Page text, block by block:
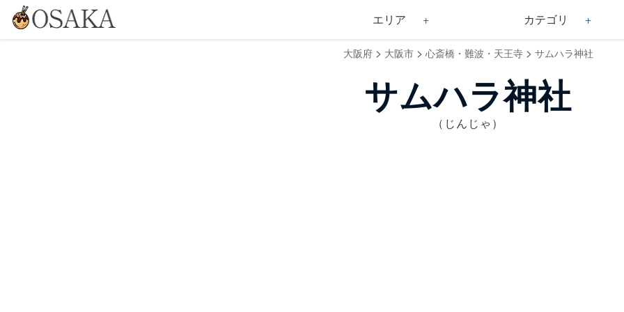
エリア カテゴリ
大阪府> 大阪市> 心斎橋・難波・天王寺> サムハラ神社
サムハラ神社
（じんじゃ）